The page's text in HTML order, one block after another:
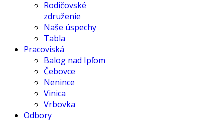
Rodičovské
združenie
Naše úspechy
Tabla
Pracoviská
Balog nad Ipľom
Čebovce
Nenince
Vinica
Vrbovka
Odbory